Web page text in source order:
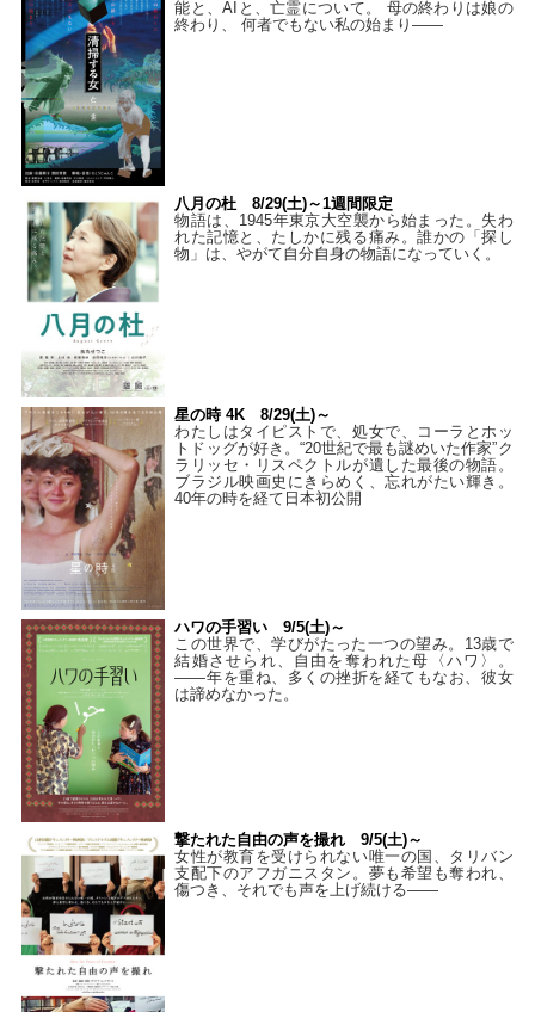
能と、AIと、亡霊について。 母の終わりは娘の
終わり、 何者でもない私の始まり――
八月の杜 8/29(土)～1週間限定
物語は、1945年東京大空襲から始まった。失わ
れた記憶と、たしかに残る痛み。誰かの「探し
物」は、やがて自分自身の物語になっていく。
星の時 4K 8/29(土)～
わたしはタイピストで、処⼥で、コーラとホッ
トドッグが好き。“20世紀で最も謎めいた作家”ク
ラリッセ・リスペクトルが遺した最後の物語。
ブラジル映画史にきらめく、忘れがたい輝き。
40年の時を経て⽇本初公開
ハワの手習い 9/5(土)～
この世界で、学びがたった一つの望み。13歳で
結婚させられ、自由を奪われた母〈ハワ〉。
——年を重ね、多くの挫折を経てもなお、彼女
は諦めなかった。
撃たれた自由の声を撮れ 9/5(土)～
女性が教育を受けられない唯一の国、タリバン
支配下のアフガニスタン。夢も希望も奪われ、
傷つき、それでも声を上げ続ける——